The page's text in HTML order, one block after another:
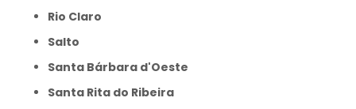
Rio Claro
Salto
Santa Bárbara d'Oeste
Santa Rita do Ribeira